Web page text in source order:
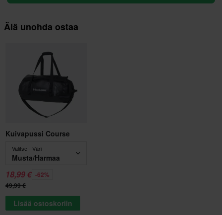
Älä unohda ostaa
Kuivapussi Course
Valitse - Väri
Musta/Harmaa
18,99 € -62%
49,99 €
Lisää ostoskoriin